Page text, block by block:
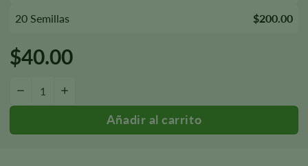
20 Semillas $200.00
$40.00
-